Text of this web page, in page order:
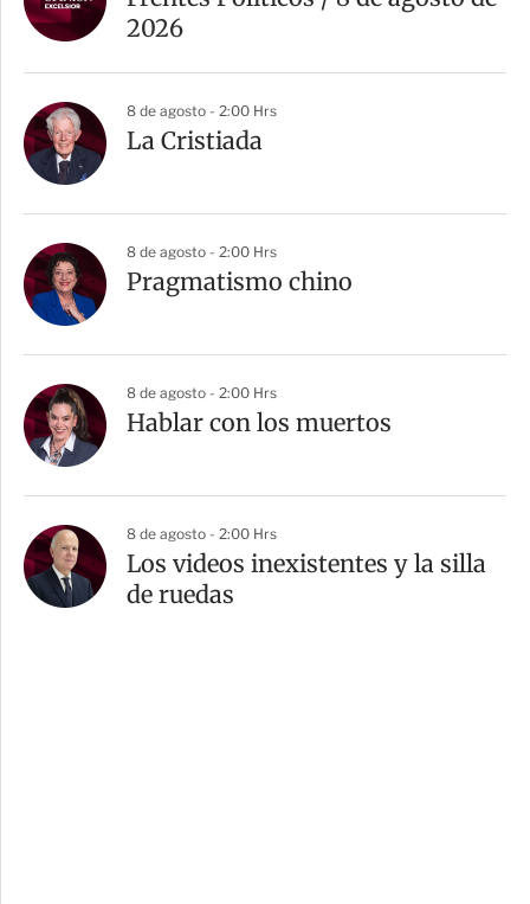
2026
8 de agosto - 2:00 Hrs
La Cristiada
8 de agosto - 2:00 Hrs
Pragmatismo chino
8 de agosto - 2:00 Hrs
Hablar con los muertos
8 de agosto - 2:00 Hrs
Los videos inexistentes y la silla
de ruedas